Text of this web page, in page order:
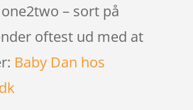
– sort på
oftest ud med at
Baby Dan hos